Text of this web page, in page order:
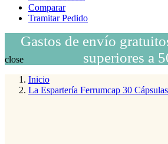
Comparar
Tramitar Pedido
Gastos de envío
superiores a
close
Inicio
La Espartería Ferrumcap 30 Cápsulas